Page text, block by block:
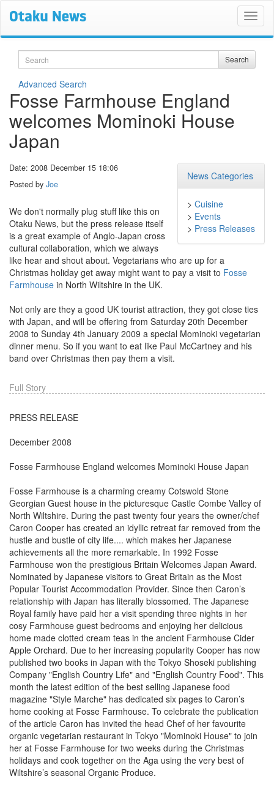
Search Search
Advanced Search
Fosse Farmhouse England
welcomes Mominoki House
Japan
News Categories
> Cuisine
> Events
> Press Releases
Date: 2008 December 15 18:06
Posted by Joe
We don't normally plug stuff like this on
Otaku News, but the press release itself
is a great example of Anglo-Japan cross
cultural collaboration, which we always
like hear and shout about. Vegetarians who are up for a
Christmas holiday get away might want to pay a visit to Fosse
Farmhouse in North Wiltshire in the UK.
Not only are they a good UK tourist attraction, they got close ties
with Japan, and will be offering from Saturday 20th December
2008 to Sunday 4th January 2009 a special Mominoki vegetarian
dinner menu. So if you want to eat like Paul McCartney and his
band over Christmas then pay them a visit.
Full Story
PRESS RELEASE
December 2008
Fosse Farmhouse England welcomes Mominoki House Japan
Fosse Farmhouse is a charming creamy Cotswold Stone
Georgian Guest house in the picturesque Castle Combe Valley of
North Wiltshire. During the past twenty four years the owner/chef
Caron Cooper has created an idyllic retreat far removed from the
hustle and bustle of city life.... which makes her Japanese
achievements all the more remarkable. In 1992 Fosse
Farmhouse won the prestigious Britain Welcomes Japan Award.
Nominated by Japanese visitors to Great Britain as the Most
Popular Tourist Accommodation Provider. Since then Caron’s
relationship with Japan has literally blossomed. The Japanese
Royal family have paid her a visit spending three nights in her
cosy Farmhouse guest bedrooms and enjoying her delicious
home made clotted cream teas in the ancient Farmhouse Cider
Apple Orchard. Due to her increasing popularity Cooper has now
published two books in Japan with the Tokyo Shoseki publishing
Company "English Country Life" and "English Country Food". This
month the latest edition of the best selling Japanese food
magazine "Style Marche" has dedicated six pages to Caron’s
home cooking at Fosse Farmhouse. To celebrate the publication
of the article Caron has invited the head Chef of her favourite
organic vegetarian restaurant in Tokyo "Mominoki House" to join
her at Fosse Farmhouse for two weeks during the Christmas
holidays and cook together on the Aga using the very best of
Wiltshire’s seasonal Organic Produce.